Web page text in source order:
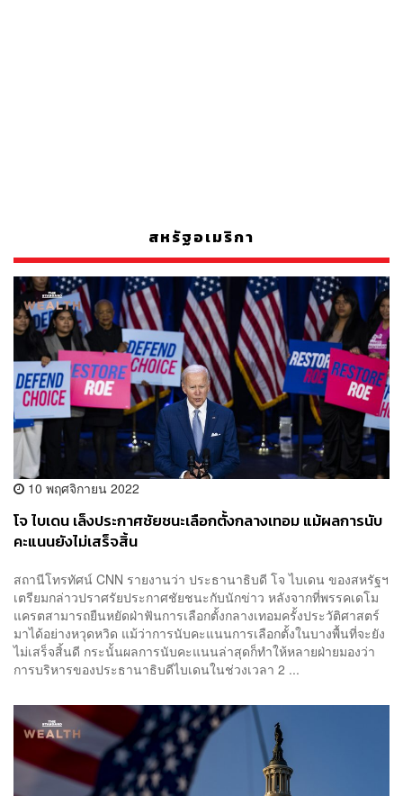
สหรัฐอเมริกา
10 พฤศจิกายน 2022
โจ ไบเดน เล็งประกาศชัยชนะเลือกตั้งกลางเทอม แม้ผลการนับ
คะแนนยังไม่เสร็จสิ้น
สถานีโทรทัศน์ CNN รายงานว่า ประธานาธิบดี โจ ไบเดน ของสหรัฐฯ
เตรียมกล่าวปราศรัยประกาศชัยชนะกับนักข่าว หลังจากที่พรรคเดโม
แครตสามารถยืนหยัดฝ่าฟันการเลือกตั้งกลางเทอมครั้งประวัติศาสตร์
มาได้อย่างหวุดหวิด แม้ว่าการนับคะแนนการเลือกตั้งในบางพื้นที่จะยัง
ไม่เสร็จสิ้นดี กระนั้นผลการนับคะแนนล่าสุดก็ทำให้หลายฝ่ายมองว่า
การบริหารของประธานาธิบดีไบเดนในช่วงเวลา 2 ...